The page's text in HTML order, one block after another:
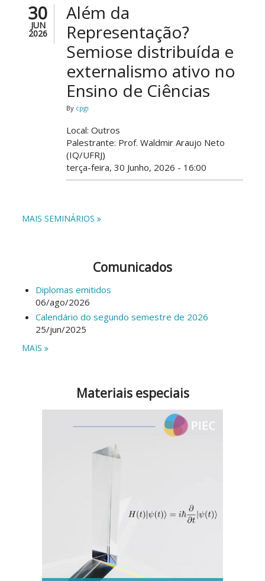
30
JUN
2026
Além da
Representação?
Semiose distribuída e
externalismo ativo no
Ensino de Ciências
By cpgi
Local: Outros
Palestrante: Prof. Waldmir Araujo Neto
(IQ/UFRJ)
terça-feira, 30 Junho, 2026 - 16:00
MAIS SEMINÁRIOS
Comunicados
Diplomas emitidos
06/ago/2026
Calendário do segundo semestre de 2026
25/jun/2025
MAIS
Materiais especiais